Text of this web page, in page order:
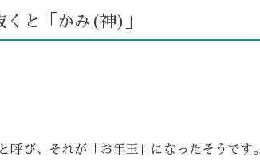
と「かみ(神)」
び、それが「お年玉」になったそうです。